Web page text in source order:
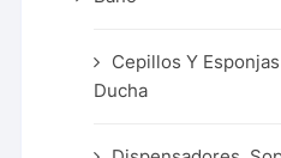
Cepillos Y
Ducha